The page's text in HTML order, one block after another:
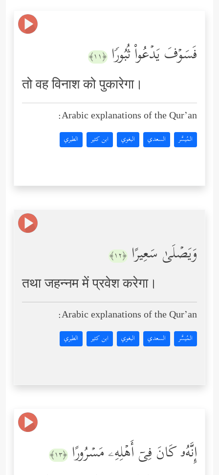
فَسَوۡفَ یَدۡعُواْ ثُبُورࣰا ﴿١١﴾
तो वह विनाश को पुकारेगा।
Arabic explanations of the Qur’an:
المُيسَّر السعدي البغوي ابن كثير الطبري
وَیَصۡلَىٰ سَعِیرًا ﴿١٢﴾
तथा जहन्नम में प्रवेश करेगा।
Arabic explanations of the Qur’an:
المُيسَّر السعدي البغوي ابن كثير الطبري
إِنَّهُۥ كَانَ فِیۤ أَهۡلِهِۦ مَسۡرُورًا ﴿١٣﴾